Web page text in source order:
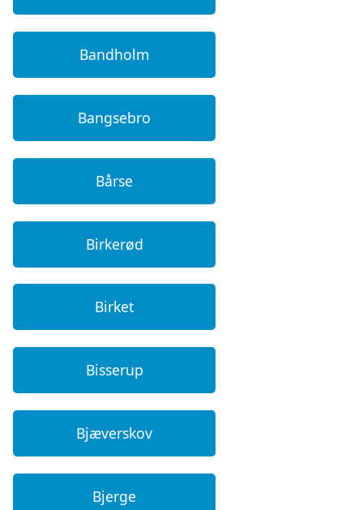
Bandholm
Bangsebro
Bårse
Birkerød
Birket
Bisserup
Bjæverskov
Bjerge